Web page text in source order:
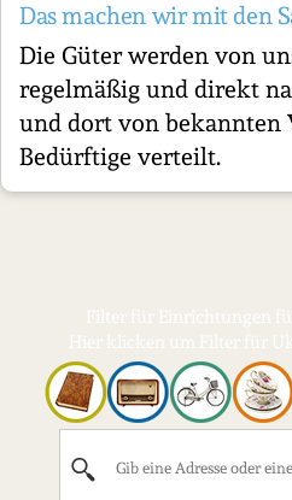
Das machen wir mit den
Die Güter werden von
regelmäßig und direkt
und dort von bekannten
Bedürftige verteilt.